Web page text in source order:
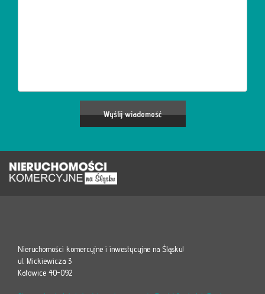
Nieruchomości komercyjne i inwestycyjne na Śląsku!
ul. Mickiewicza 3
Katowice 40-092